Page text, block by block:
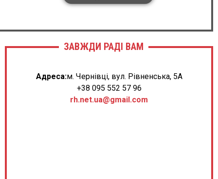
ЗАВЖДИ РАДІ ВАМ
Адреса:м. Чернівці, вул. Рівненська, 5А
+38 095 552 57 96
rh.net.ua@gmail.com